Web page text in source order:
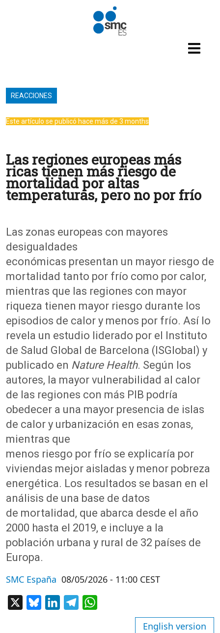
Pasar al contenido principal
REACCIONES
Este artículo se publicó hace más de 3 months
Las regiones europeas más
ricas tienen más riesgo de
mortalidad por altas
temperaturas, pero no por frío
Las zonas europeas con mayores
desigualdades
económicas presentan un mayor riesgo de
mortalidad tanto por frío como por calor,
mientras que las regiones con mayor
riqueza tienen mayor riesgo durante los
episodios de calor y menos por frío. Así lo
revela un estudio liderado por el Instituto
de Salud Global de Barcelona (ISGlobal) y
publicado en Nature Health. Según los
autores, la mayor vulnerabilidad al calor
de las regiones con más PIB podría
obedecer a una mayor presencia de islas
de calor y urbanización en esas zonas,
mientras que
menos riesgo por frío se explicaría por
viviendas mejor aisladas y menor pobreza
energética. Los resultados se basan en el
análisis de una base de datos
de mortalidad, que abarca desde el año
2000 hasta el 2019, e incluye a la
población urbana y rural de 32 países de
Europa.
SMC España 08/05/2026 - 11:00 CEST
BlueskyLinkedInTelegram
English version